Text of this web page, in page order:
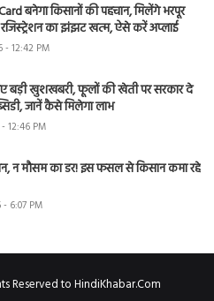
बनेगा किसानों की पहचान, मिलेंगे भरपूर
रजिस्ट्रेशन का झंझट खत्म, ऐसे करें अप्लाई
- 12:42 PM
बड़ी खुशखबरी, फूलों की खेती पर सरकार दे
जानें कैसे मिलेगा लाभ
12:46 PM
न मौसम का डर! इस फसल से किसान कमा रहे
6:07 PM
Reserved to HindiKhabar.Com